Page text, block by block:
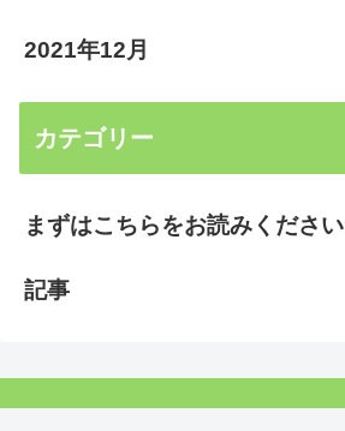
2021年12月
カテゴリー
まずはこちらをお読みください
記事